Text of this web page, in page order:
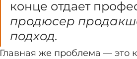
конце отдает
продюсер
подход.
Главная же проблема — это